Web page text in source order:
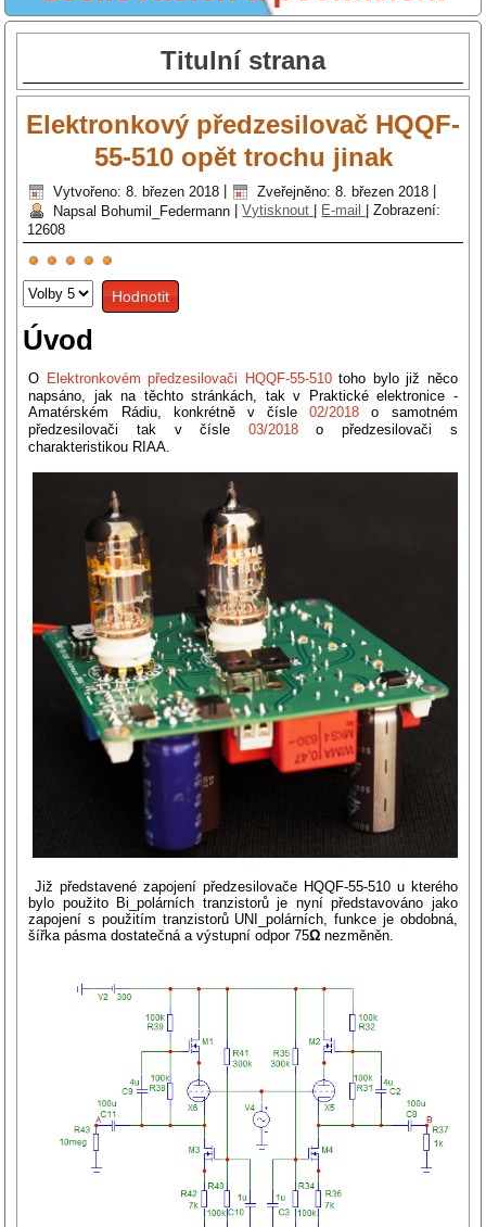
Titulní strana
Elektronkový předzesilovač HQQF-
55-510 opět trochu jinak
Vytvořeno: 8. březen 2018 Zveřejněno: 8. březen 2018
Napsal Bohumil_Federmann |Vytisknout E-mail |Zobrazení:
12608
uživatelů:
/5
Hodnoťte
prosím
Úvod
O Elektronkovém předzesilovači HQQF-55-510toho bylo již něco
napsáno, jak na těchto stránkách, tak v Praktické elektronice -
Amatérském Rádiu, konkrétně v čísle02/2018 o samotném
předzesilovači tak v čísle 03/2018o předzesilovači s
charakteristikou RIAA.
Již představené zapojení předzesilovače HQQF-55-510 u kterého
bylo použito Bi_polárních tranzistorů je nyní představováno jako
zapojení s použitím tranzistorů UNI_polárních, funkce je obdobná,
šířka pásma dostatečná a výstupní odpor 75Ω nezměněn.